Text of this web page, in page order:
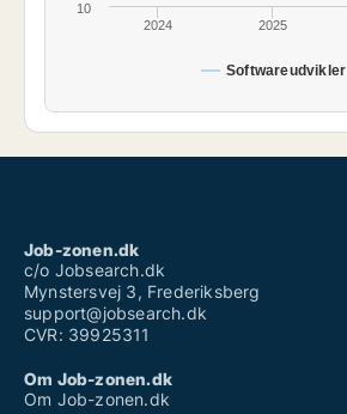
Softwareudvikler
2024 2025
10
Job-zonen.dk
c/o Jobsearch.dk
Mynstersvej 3, Frederiksberg
support@jobsearch.dk
CVR: 39925311
Om Job-zonen.dk
Om Job-zonen.dk